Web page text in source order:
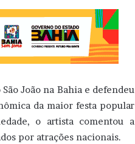
João na Bahia e defendeu
da maior festa popular
o artista comentou a
por atrações nacionais.